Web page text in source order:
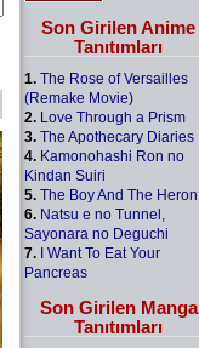
Son Girilen Anime
Tanıtımları
1. The Rose of Versailles
(Remake Movie)
2. Love Through a Prism
3. The Apothecary Diaries
4. Kamonohashi Ron no
Kindan Suiri
5. The Boy And The Heron
6. Natsu e no Tunnel,
Sayonara no Deguchi
7. I Want To Eat Your
Pancreas
Son Girilen Manga
Tanıtımları